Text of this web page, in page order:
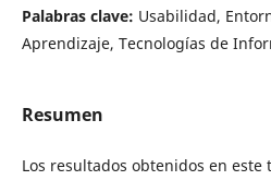
Palabras clave: Usabilidad,
Aprendizaje, Tecnologías de
Resumen
Los resultados obtenidos en